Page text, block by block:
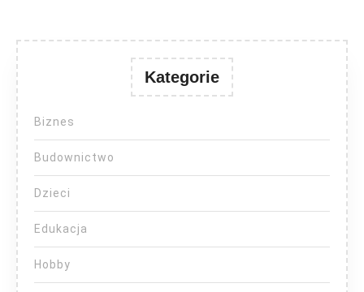
Kategorie
Biznes
Budownictwo
Dzieci
Edukacja
Hobby